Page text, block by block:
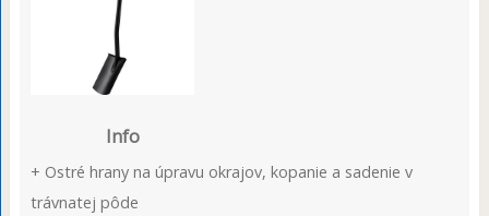
Info
+ Ostré hrany na úpravu okrajov, kopanie a sadenie v
trávnatej pôde